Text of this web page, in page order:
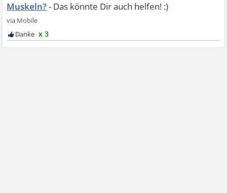
Muskeln?
x 3